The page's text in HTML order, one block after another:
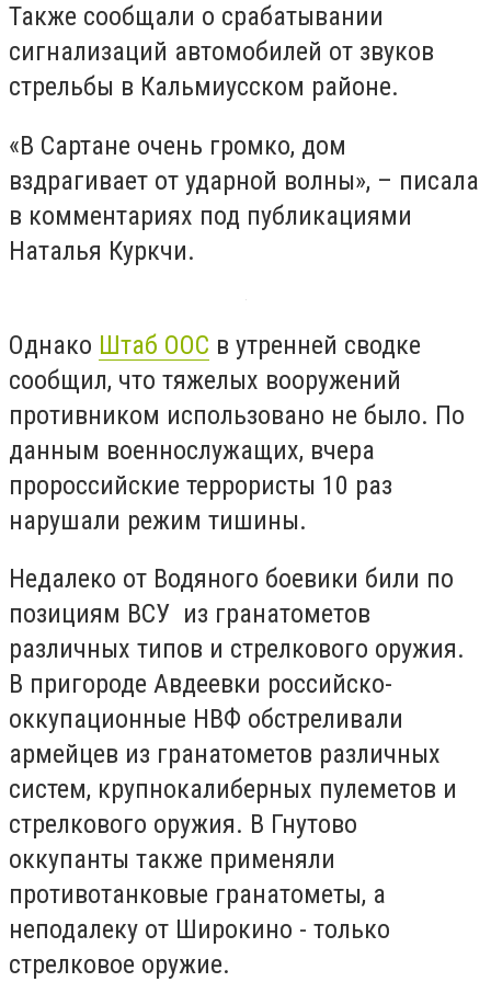
Также сообщали о срабатывании
сигнализаций автомобилей от звуков
стрельбы в Кальмиусском районе.
«В Сартане очень громко, дом
вздрагивает от ударной волны», – писала
в комментариях под публикациями
Наталья Куркчи.
Однако Штаб ООС в утренней сводке
сообщил, что тяжелых вооружений
противником использовано не было. По
данным военнослужащих, вчера
пророссийские террористы 10 раз
нарушали режим тишины.
Недалеко от Водяного боевики били по
позициям ВСУ из гранатометов
различных типов и стрелкового оружия.
В пригороде Авдеевки российско-
оккупационные НВФ обстреливали
армейцев из гранатометов различных
систем, крупнокалиберных пулеметов и
стрелкового оружия. В Гнутово
оккупанты также применяли
противотанковые гранатометы, а
неподалеку от Широкино - только
стрелковое оружие.